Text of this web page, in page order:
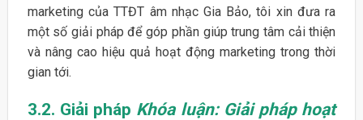
marketing của TTĐT âm nhạc Gia Bảo, tôi xin đưa ra
một số giải pháp để góp phần giúp trung tâm cải thiện
và nâng cao hiệu quả hoạt động marketing trong thời
gian tới.
3.2. Giải pháp Khóa luận: Giải pháp hoạt